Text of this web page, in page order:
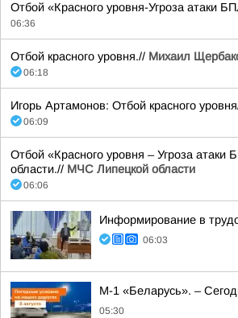
Отбой «Красного уровня-Угроза атаки
06:36
Отбой красного уровня.// Михаил
06:18
Игорь Артамонов: Отбой красного
06:09
Отбой «Красного уровня – Угроза
области.// МЧС Липецкой области
06:06
Информирование в
06:03
М-1 «Беларусь». –
05:30